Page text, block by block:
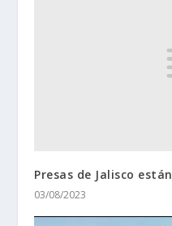
Presas de Jalisco
03/08/2023